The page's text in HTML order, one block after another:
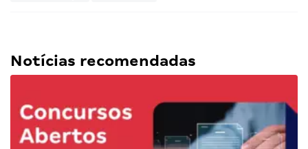
Notícias recomendadas